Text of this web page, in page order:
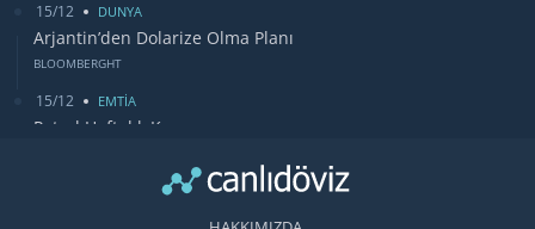
15/12 DUNYA
Arjantin’den Dolarize Olma Planı
BLOOMBERGHT
15/12 EMTİA
Petrol Haftalık Kazancı
Bugün Gözler Fed Faiz Kararında